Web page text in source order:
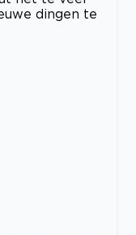
dingen te